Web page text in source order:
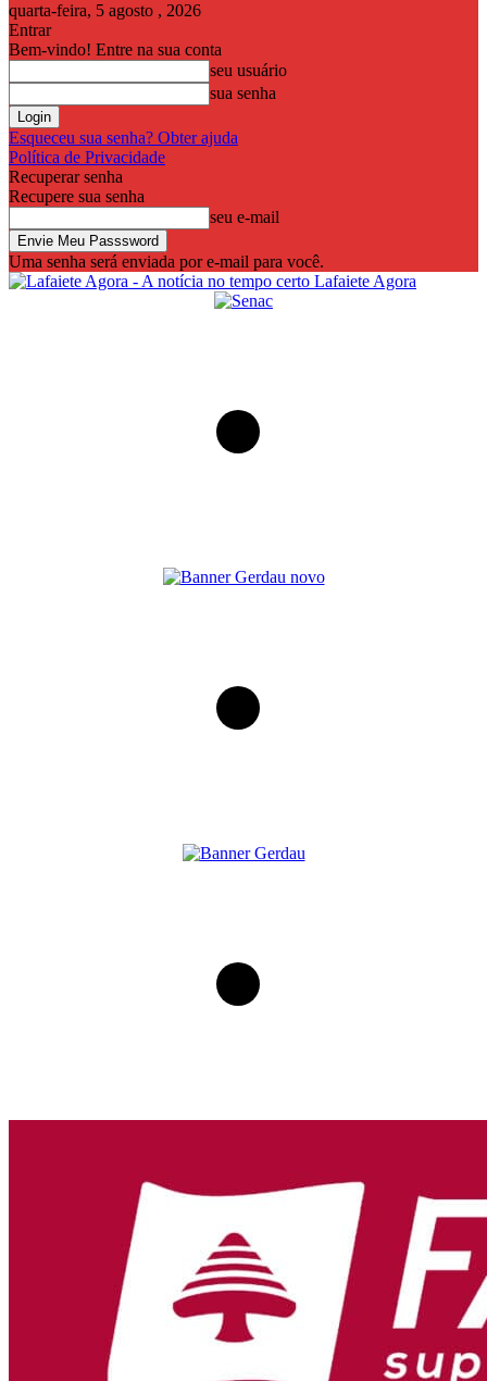
quarta-feira, 5 agosto , 2026
Entrar
Bem-vindo! Entre na sua conta
seu usuário
sua senha
Esqueceu sua senha? Obter ajuda
Política de Privacidade
Recuperar senha
Recupere sua senha
seu e-mail
Uma senha será enviada por e-mail para você.
Lafaiete Agora